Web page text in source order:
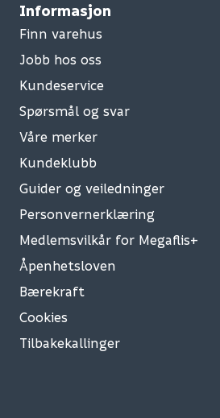
Informasjon
Finn varehus
Jobb hos oss
Kundeservice
Spørsmål og svar
Våre merker
Kundeklubb
Guider og veiledninger
Personvernerklæring
Medlemsvilkår for Megaflis+
Åpenhetsloven
Bærekraft
Cookies
Tilbakekallinger